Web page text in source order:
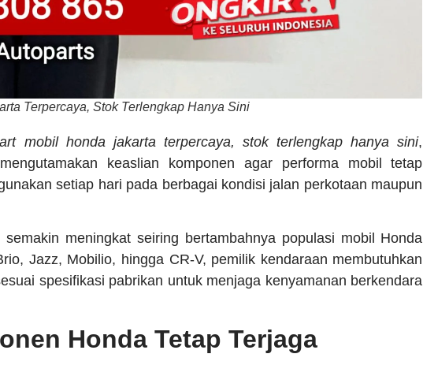
Terpercaya, Stok Terlengkap Hanya Sini
mobil honda jakarta terpercaya, stok terlengkap hanya sini,
keaslian komponen agar performa mobil tetap
setiap hari pada berbagai kondisi jalan perkotaan maupun
meningkat seiring bertambahnya populasi mobil Honda
Jazz, Mobilio, hingga CR-V, pemilik kendaraan membutuhkan
spesifikasi pabrikan untuk menjaga kenyamanan berkendara
Honda Tetap Terjaga